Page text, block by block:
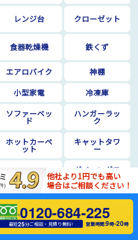
レンジ台 クローゼット
食器乾燥機 鉄くず
エアロバイク
神棚
小型家電 冷凍庫
ソファーベッ
ド
ハンガーラッ
ク
ホットカーペ
ット
キャットタワ
ー
イヤホン ダイニングテ
ーブル
香水
レンガ
チャッカマン
カイロ
)
他社より1円でも高い
場合はご相談ください！
0120-684-225
最短25分ご相談・見積り無料! 営業時間:9時-20時